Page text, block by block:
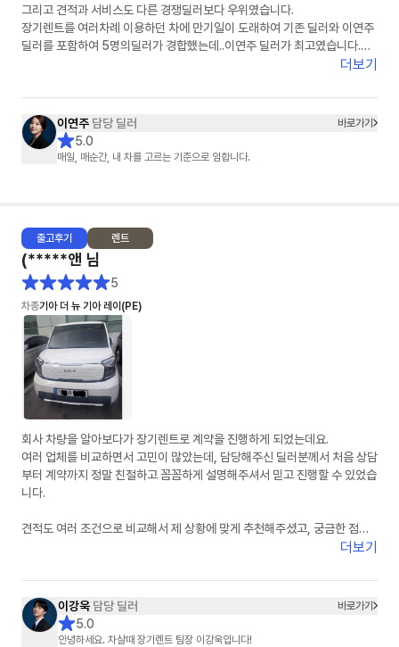
그리고 견적과 서비스도 다른 경쟁딜러보다 우위였습니다.
장기렌트를 여러차례 이용하던 차에 만기일이 도래하여 기존 딜러와 이연주
딜러를 포함하여 5명의딜러가 경합했는데..이연주 딜러가 최고였습니다.
이연주 딜러에게 장기렌트 서류를 모두 전달하고 장기렌트 계약서 쓰기 직전
입 역시 이연주 딜러가 끝까지 맡아서 잘 해주어 너무 감사했습니다.
다시 한번 이연주 딜러를 칭찬하고 추천드립니다.
이연주 딜러를 선택하시면 반드시 후회 안하리라 봅니다.
더보기
이연주 담당 딜러 바로가기
5.0
매일, 매순간, 내 차를 고르는 기준으로 임합니다.
출고후기 렌트
(*****앤 님
5
차종기아 더 뉴 기아 레이(PE)
회사 차량을 알아보다가 장기렌트로 계약을 진행하게 되었는데요.
여러 업체를 비교하면서 고민이 많았는데, 담당해주신 딜러분께서 처음 상담
부터 계약까지 정말 친절하고 꼼꼼하게 설명해주셔서 믿고 진행할 수 있었습
니다.
견적도 여러 조건으로 비교해서 제 상황에 맞게 추천해주셨고, 궁금한 점을
문의할 때마다 빠르게 답변해주셔서 진행 과정이 굉장히 편했습니다.
좋았습니다.
차량 계약 진행도 빠르게 처리해주셔서 만족스럽게 계약 완료했습니다.
장기렌트 고민하시는 분들 계시면 한 번 상담 받아보셔도 좋을 것 같습니다.
더보기
이강욱 담당 딜러 바로가기
5.0
안녕하세요. 차살때 장기렌트 팀장 이강욱입니다!